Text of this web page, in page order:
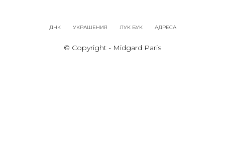
ДНК УКРАШЕНИЯ ЛУК БУК АДРЕСА
© Copyright - Midgard Paris